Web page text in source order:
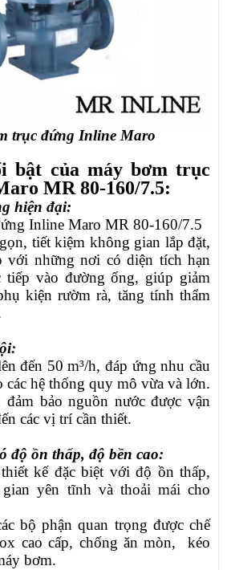
trục đứng Inline Maro
bật của máy bơm trục
MR 80-160/7.5:
hiện đại:
Inline Maro MR 80-160/7.5
tiết kiệm không gian lắp đặt,
với những nơi có diện tích hạn
tiếp vào đường ống, giúp giảm
kiện rườm rà, tăng tính thẩm
đến 50 m³/h, đáp ứng nhu cầu
các hệ thống quy mô vừa và lớn.
bảo nguồn nước được vận
các vị trí cần thiết.
độ ồn thấp, độ bền cao:
kế đặc biệt với độ ồn thấp,
yên tĩnh và thoải mái cho
bộ phận quan trọng được chế
cao cấp, chống ăn mòn,
kéo
bơm.